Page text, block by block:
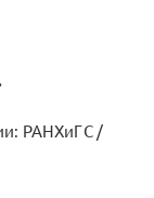
РАНХиГС /